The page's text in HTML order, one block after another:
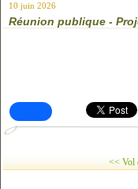
10 juin 2026
Réunion publique -
<< Vol